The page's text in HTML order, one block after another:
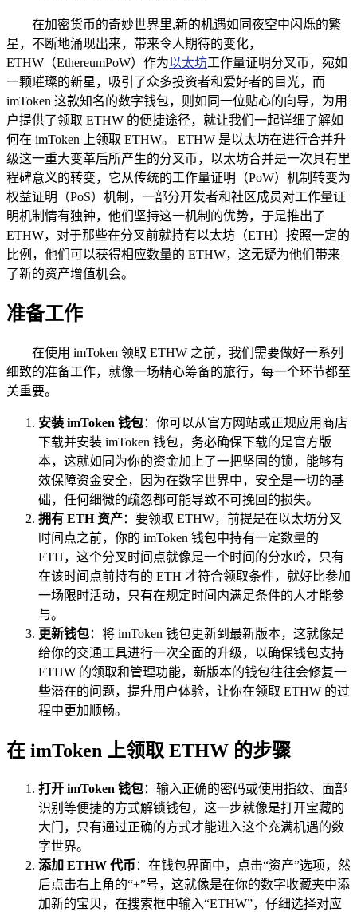
在加密货币的奇妙世界里,新的机遇如同夜空中闪烁的繁
星，不断地涌现出来，带来令人期待的变化，
ETHW（EthereumPoW）作为以太坊工作量证明分叉币，宛如
一颗璀璨的新星，吸引了众多投资者和爱好者的目光，而
imToken 这款知名的数字钱包，则如同一位贴心的向导，为用
户提供了领取 ETHW 的便捷途径，就让我们一起详细了解如
何在 imToken 上领取 ETHW。 ETHW 是以太坊在进行合并升
级这一重大变革后所产生的分叉币，以太坊合并是一次具有里
程碑意义的转变，它从传统的工作量证明（PoW）机制转变为
权益证明（PoS）机制，一部分开发者和社区成员对工作量证
明机制情有独钟，他们坚持这一机制的优势，于是推出了
ETHW，对于那些在分叉前就持有以太坊（ETH）按照一定的
比例，他们可以获得相应数量的 ETHW，这无疑为他们带来
了新的资产增值机会。
准备工作
在使用 imToken 领取 ETHW 之前，我们需要做好一系列
细致的准备工作，就像一场精心筹备的旅行，每一个环节都至
关重要。
安装 imToken 钱包：你可以从官方网站或正规应用商店
下载并安装 imToken 钱包，务必确保下载的是官方版
本，这就如同为你的资金加上了一把坚固的锁，能够有
效保障资金安全，因为在数字世界中，安全是一切的基
础，任何细微的疏忽都可能导致不可挽回的损失。
拥有 ETH 资产：要领取 ETHW，前提是在以太坊分叉
时间点之前，你的 imToken 钱包中持有一定数量的
ETH，这个分叉时间点就像是一个时间的分水岭，只有
在该时间点前持有的 ETH 才符合领取条件，就好比参加
一场限时活动，只有在规定时间内满足条件的人才能参
与。
更新钱包：将 imToken 钱包更新到最新版本，这就像是
给你的交通工具进行一次全面的升级，以确保钱包支持
ETHW 的领取和管理功能，新版本的钱包往往会修复一
些潜在的问题，提升用户体验，让你在领取 ETHW 的过
程中更加顺畅。
在 imToken 上领取 ETHW 的步骤
打开 imToken 钱包：输入正确的密码或使用指纹、面部
识别等便捷的方式解锁钱包，这一步就像是打开宝藏的
大门，只有通过正确的方式才能进入这个充满机遇的数
字世界。
添加 ETHW 代币 ：在钱包界面中，点击“资产”选项，然
后点击右上角的“+”号，这就像是在你的数字收藏夹中添
加新的宝贝，在搜索框中输入“ETHW”，仔细选择对应